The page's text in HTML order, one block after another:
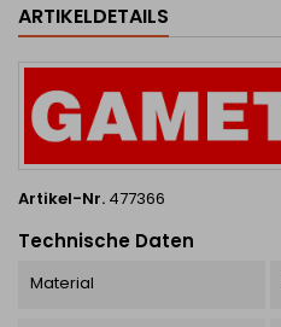
ARTIKELDETAILS
Artikel-Nr. 477366
Technische Daten
Material